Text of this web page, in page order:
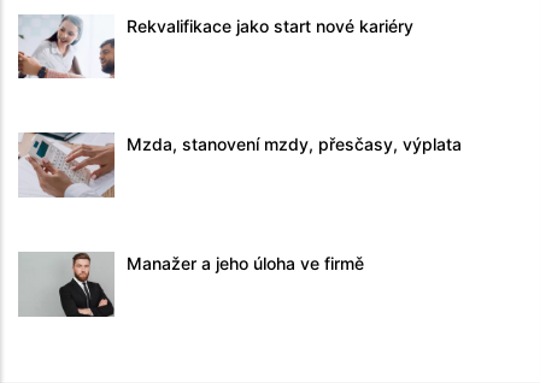
Rekvalifikace jako start nové kariéry
Mzda, stanovení mzdy, přesčasy, výplata
Manažer a jeho úloha ve firmě